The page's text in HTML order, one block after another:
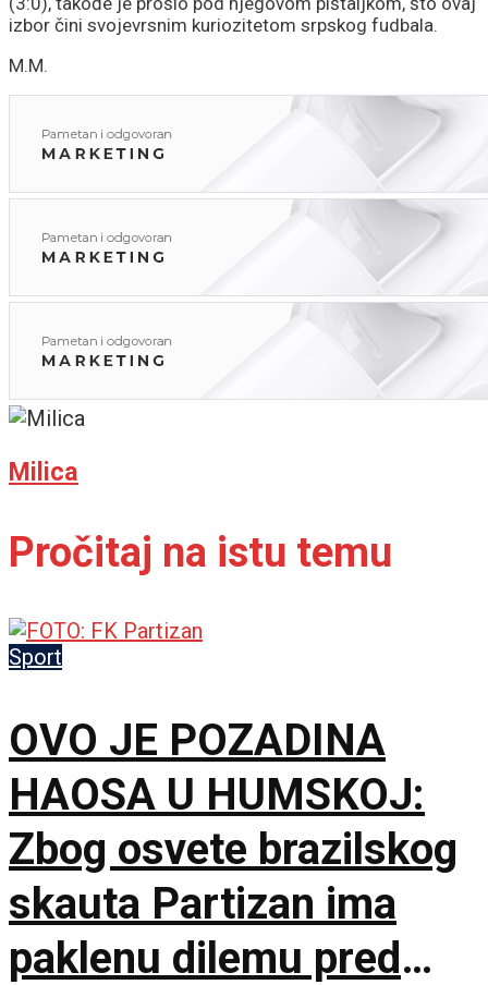
izbor čini svojevrsnim kuriozitetom srpskog fudbala.
M.M.
Milica
Pročitaj na istu temu
Sport
OVO JE POZADINA
HAOSA U HUMSKOJ:
Zbog osvete brazilskog
skauta Partizan ima
paklenu dilemu pred